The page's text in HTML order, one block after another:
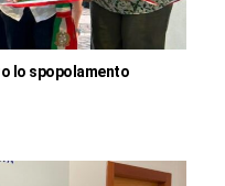
lo spopolamento